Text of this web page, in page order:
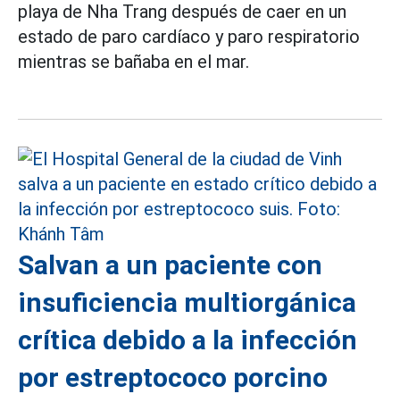
playa de Nha Trang después de caer en un
estado de paro cardíaco y paro respiratorio
mientras se bañaba en el mar.
Salvan a un paciente con
insuficiencia multiorgánica
crítica debido a la infección
por estreptococo porcino